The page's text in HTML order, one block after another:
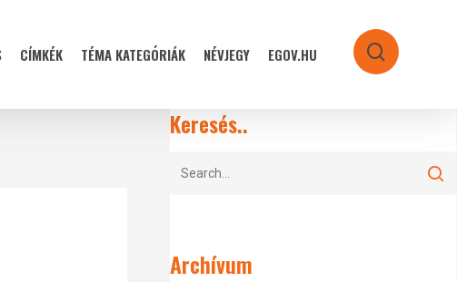
CÍMKÉK TÉMA KATEGÓRIÁK NÉVJEGY EGOV.HU search
Keresés..
Archívum